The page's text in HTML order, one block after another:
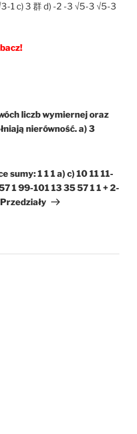
1 c) 3 群 d) -2 -3 √5-3 √5-3
liczb wymiernej oraz
nierówność. a) 3
sumy: 1 1 1 a) c) 10 11 11-
1 99-101 13 35 57 1 1 + 2-